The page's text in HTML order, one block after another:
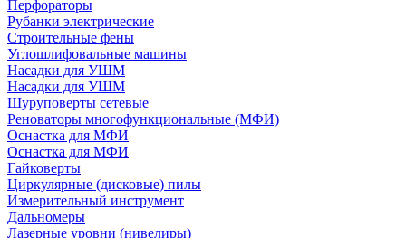
Перфораторы
Рубанки электрические
Строительные фены
Углошлифовальные машины
Насадки для УШМ
Насадки для УШМ
Шуруповерты сетевые
Реноваторы многофункциональные (МФИ)
Оснастка для МФИ
Оснастка для МФИ
Гайковерты
Циркулярные (дисковые) пилы
Измерительный инструмент
Дальномеры
Лазерные уровни (нивелиры)